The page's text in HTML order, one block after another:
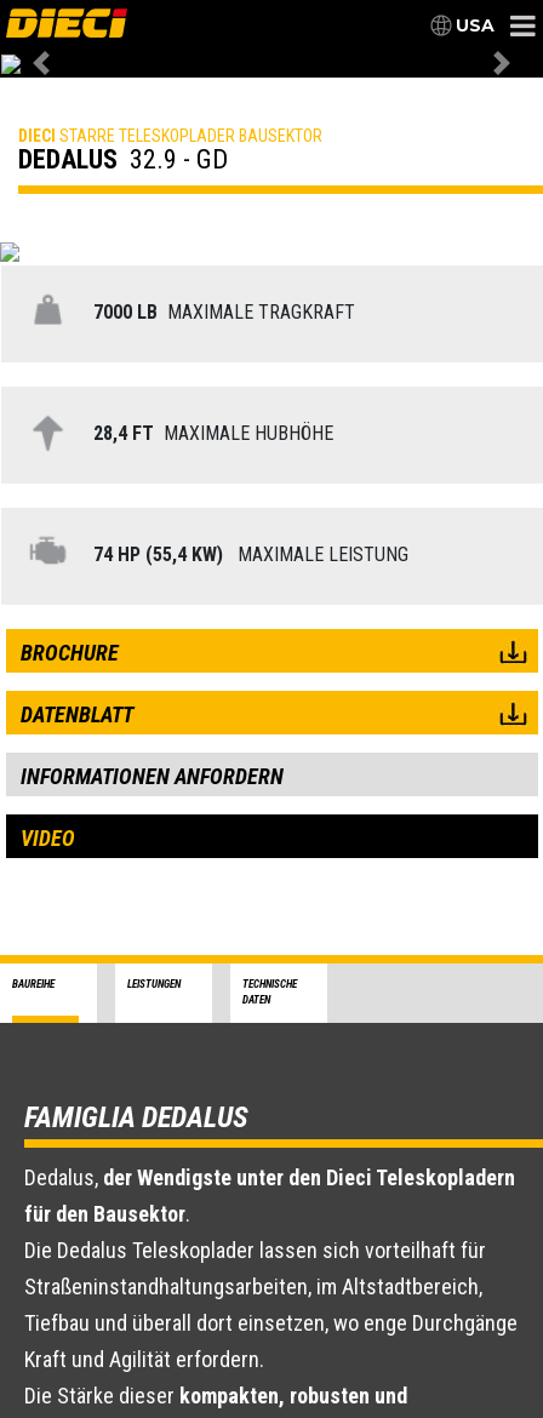
USA
Previous
DIECI STARRE TELESKOPLADER BAUSEKTOR
DEDALUS 32.9 - GD
7000 LB MAXIMALE TRAGKRAFT
28,4 FT MAXIMALE HUBHÖHE
74 HP (55,4 KW) MAXIMALE LEISTUNG
BROCHURE
DATENBLATT
INFORMATIONEN ANFORDERN
VIDEO
BAUREIHE LEISTUNGEN
TECHNISCHE
DATEN
FAMIGLIA DEDALUS
Dedalus, der Wendigste unter den Dieci Teleskopladern
für den Bausektor.
Die Dedalus Teleskoplader lassen sich vorteilhaft für
Straßeninstandhaltungsarbeiten, im Altstadtbereich,
Tiefbau und überall dort einsetzen, wo enge Durchgänge
Kraft und Agilität erfordern.
Die Stärke dieser kompakten, robusten und